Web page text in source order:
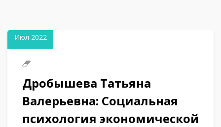
Июл 2022
Дробышева Татьяна
Валерьевна: Социальная
психология экономической